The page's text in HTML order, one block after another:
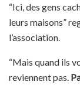
“Ici, des gens
leurs maisons”
l’association.
“Mais quand ils
reviennent pas.